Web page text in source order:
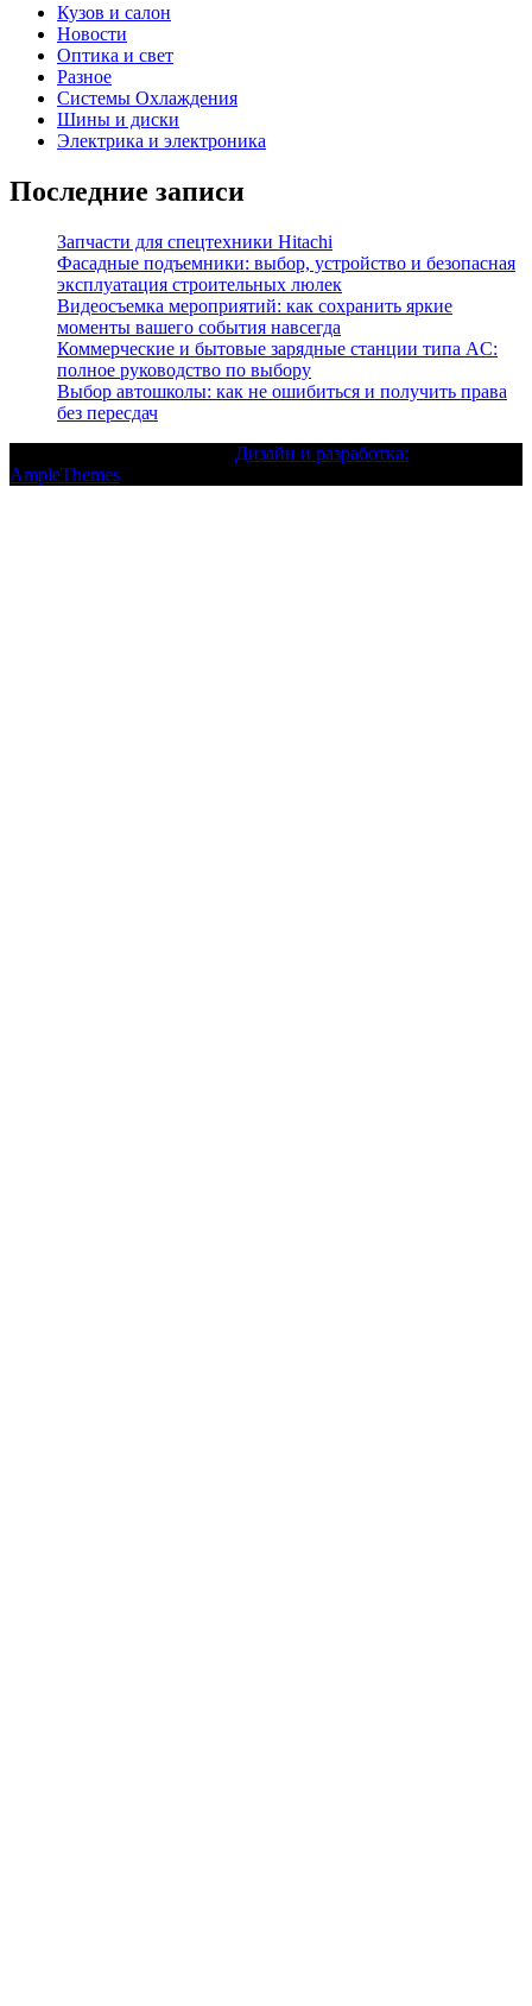
Кузов и салон
Новости
Оптика и свет
Разное
Системы Охлаждения
Шины и диски
Электрика и электроника
Последние записи
Запчасти для спецтехники Hitachi
Фасадные подъемники: выбор, устройство и безопасная
эксплуатация строительных люлек
Видеосъемка мероприятий: как сохранить яркие
моменты вашего события навсегда
Коммерческие и бытовые зарядные станции типа AC:
полное руководство по выбору
Выбор автошколы: как не ошибиться и получить права
без пересдач
Дизайн и разработка:
AmpleThemes